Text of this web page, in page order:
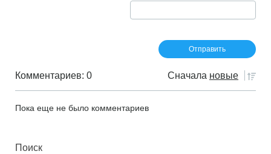
Комментариев: 0 Сначала новые
Пока еще не было комментариев
Поиск